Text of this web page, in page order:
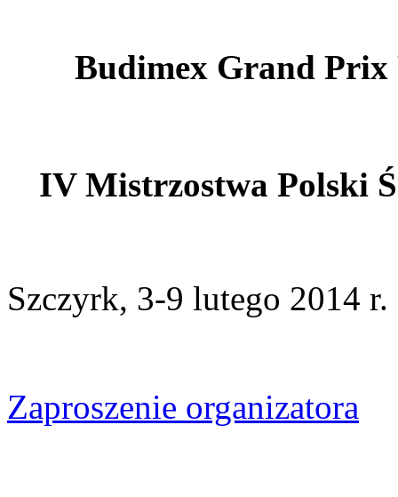
Budimex Grand Prix
IV Mistrzostwa Polski
Szczyrk, 3-9 lutego 2014 r.
Zaproszenie organizatora